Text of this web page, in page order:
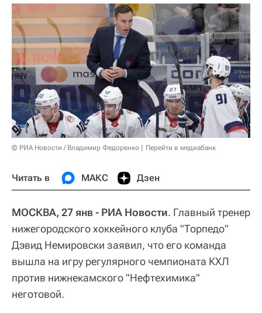
© РИА Новости / Владимир Федоренко Перейти в медиабанк
Читать в МАКС Дзен
МОСКВА, 27 янв - РИА Новости. Главный тренер
нижегородского хоккейного клуба "Торпедо"
Дэвид Немировски заявил, что его команда
вышла на игру регулярного чемпионата КХЛ
против нижнекамского "Нефтехимика"
неготовой.